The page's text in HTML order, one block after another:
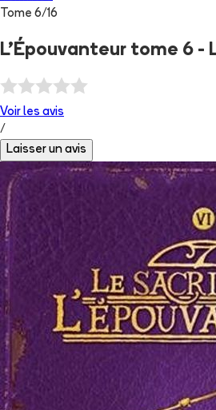
Tome 6/16
L'Épouvanteur tome 6 -
Voir les avis
/
Laisser un avis